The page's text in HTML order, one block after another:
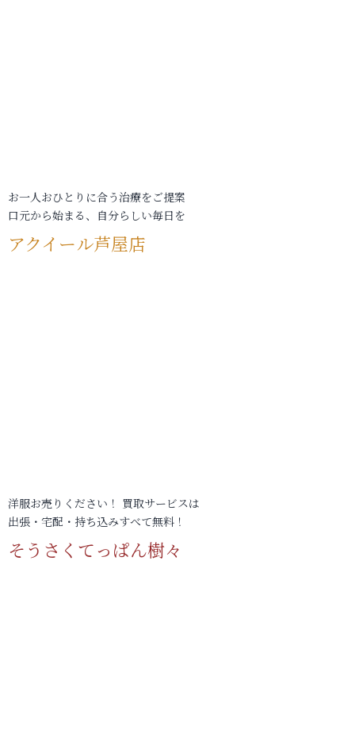
お一人おひとりに合う治療をご提案
口元から始まる、自分らしい毎日を
アクイール芦屋店
洋服お売りください！ 買取サービスは
出張・宅配・持ち込みすべて無料！
そうさくてっぱん樹々